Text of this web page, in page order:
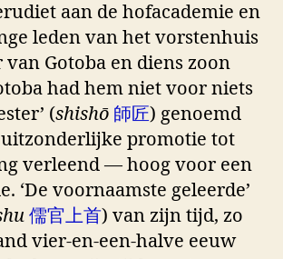
aan de hofacademie en
leden van het vorstenhuis
Gotoba en diens zoon
had hem niet voor niets
(shishō 師匠) genoemd
uitzonderlijke promotie tot
verleend — hoog voor een
‘De voornaamste geleerde’
儒官上首) van zijn tijd, zo
vier-en-een-halve eeuw